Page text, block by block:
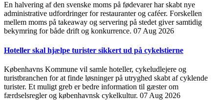
En halvering af den svenske moms på fødevarer har skabt nye
administrative udfordringer for restauranter og caféer. Forskellen
mellem moms på takeaway og servering på stedet giver samtidig
bekymring for både drift og konkurrence. 07 Aug 2026
Hoteller skal hjælpe turister sikkert ud på cykelstierne
Københavns Kommune vil samle hoteller, cykeludlejere og
turistbranchen for at finde løsninger på utryghed skabt af cyklende
turister. Et muligt greb er bedre information til gæster om
færdselsregler og københavnsk cykelkultur. 07 Aug 2026